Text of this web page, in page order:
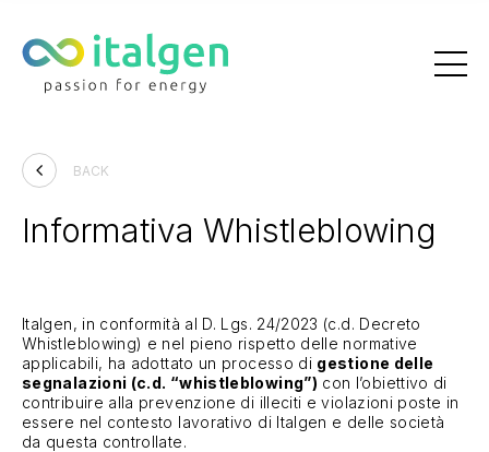
Azienda
Attività e Impianti
Sostenibilità
News
BACK
Informativa Whistleblowing
Italgen, in conformità al D. Lgs. 24/2023 (c.d. Decreto
Whistleblowing) e nel pieno rispetto delle normative
applicabili, ha adottato un processo di gestione delle
segnalazioni (c.d. “whistleblowing”) con l’obiettivo di
contribuire alla prevenzione di illeciti e violazioni poste in
essere nel contesto lavorativo di Italgen e delle società
da questa controllate.